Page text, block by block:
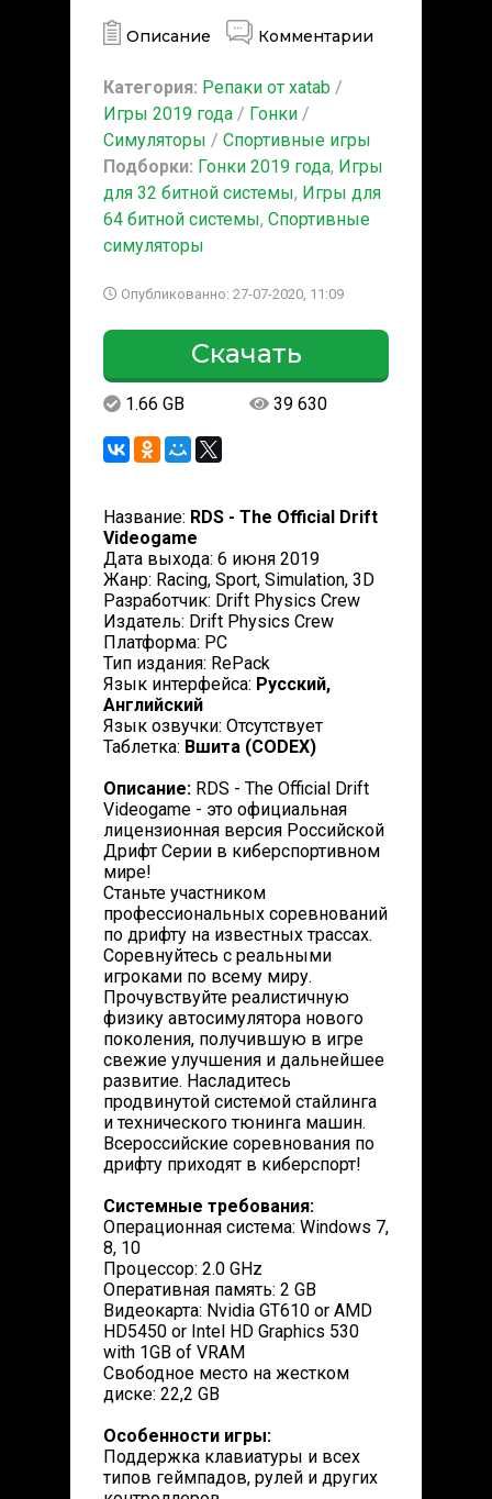
Описание Комментарии
Категория: Репаки от xatab /
Игры 2019 года / Гонки /
Симуляторы / Спортивные игры
Подборки: Гонки 2019 года, Игры
для 32 битной системы, Игры для
64 битной системы, Спортивные
симуляторы
Опубликованно: 27-07-2020, 11:09
Скачать
1.66 GB 39 630
Название: RDS - The Official Drift
Videogame
Дата выхода: 6 июня 2019
Жанр: Racing, Sport, Simulation, 3D
Разработчик: Drift Physics Crew
Издатель: Drift Physics Crew
Платформа: PC
Тип издания: RePack
Язык интерфейса: Русский,
Английский
Язык озвучки: Отсутствует
Таблетка: Вшита (CODEX)
Описание: RDS - The Official Drift
Videogame - это официальная
лицензионная версия Российской
Дрифт Серии в киберспортивном
мире!
Станьте участником
профессиональных соревнований
по дрифту на известных трассах.
Соревнуйтесь с реальными
игроками по всему миру.
Прочувствуйте реалистичную
физику автосимулятора нового
поколения, получившую в игре
свежие улучшения и дальнейшее
развитие. Насладитесь
продвинутой системой стайлинга
и технического тюнинга машин.
Всероссийские соревнования по
дрифту приходят в киберспорт!
Системные требования:
Операционная система: Windows 7,
8, 10
Процессор: 2.0 GHz
Оперативная память: 2 GB
Видеокарта: Nvidia GT610 or AMD
HD5450 or Intel HD Graphics 530
with 1GB of VRAM
Свободное место на жестком
диске: 22,2 GB
Особенности игры:
Поддержка клавиатуры и всех
типов геймпадов, рулей и других